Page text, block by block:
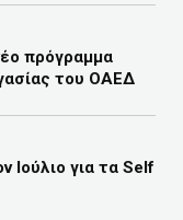
πρόγραμμα
του ΟΑΕΔ
Ιούλιο για τα Self